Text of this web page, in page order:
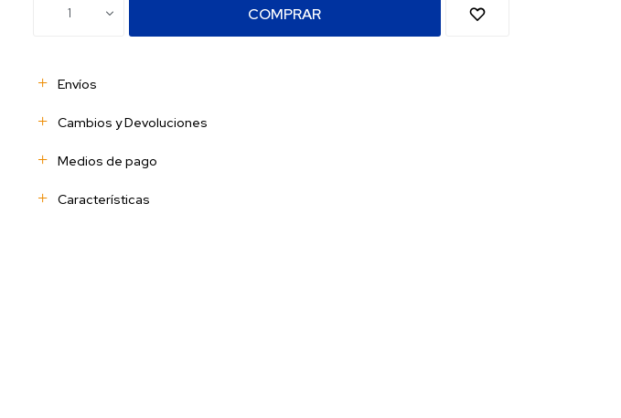
1 COMPRAR
Envíos
Cambios y Devoluciones
Medios de pago
Características